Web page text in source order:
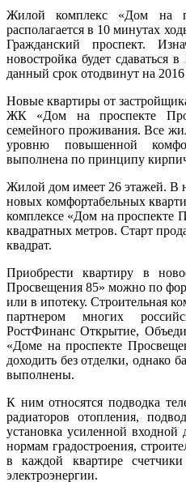
Жилой комплекс «Дом на
располагается в 10 минутах
Гражданский проспект.
новостройка будет сдаваться
данный срок отодвинут на 2016
Новые квартиры от
ЖК «Дом на проспекте
семейного проживания. Все
уровню повышенной
выполнена по принципу
Жилой дом имеет 26 этажей. В
новых комфортабельных
комплексе «Дом на проспекте
квадратных метров. Старт
квадрат.
Приобрести квартиру в
Просвещения 85» можно по
или в ипотеку. Строительная
партнером многих
РостФинанс Открытие,
«Доме на проспекте
доходить без отделки, однако
выполнены.
К ним относятся подводка
радиаторов отопления,
установка усиленной
нормам градостроения,
в каждой квартире
электроэнергии.